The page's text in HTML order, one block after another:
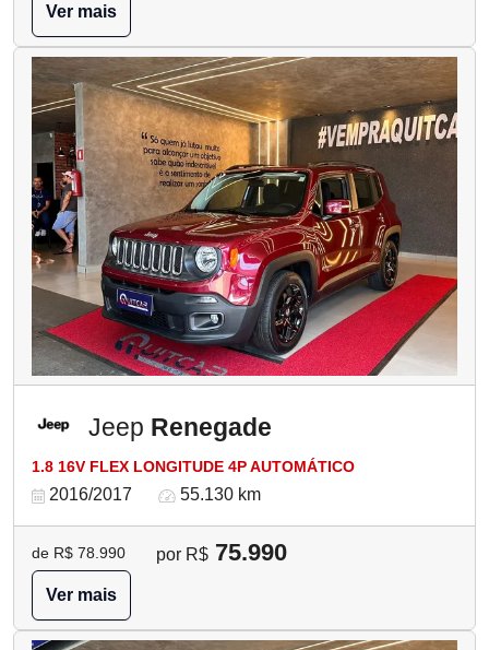
Ver mais
Jeep Renegade
1.8 16V FLEX LONGITUDE 4P AUTOMÁTICO
2016/2017 55.130 km
de R$ 78.990 por R$ 75.990
Ver mais